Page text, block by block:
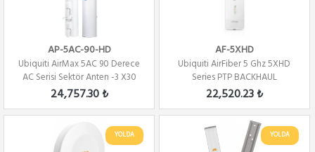
AP-5AC-90-HD
Ubiquiti AirMax 5AC 90 Derece
AC Serisi Sektör Anten -3 X30
DERECE
24,757.30 ₺
AF-5XHD
Ubiquiti AirFiber 5 Ghz 5XHD
Series PTP BACKHAUL
22,520.23 ₺
YOLDA YOLDA